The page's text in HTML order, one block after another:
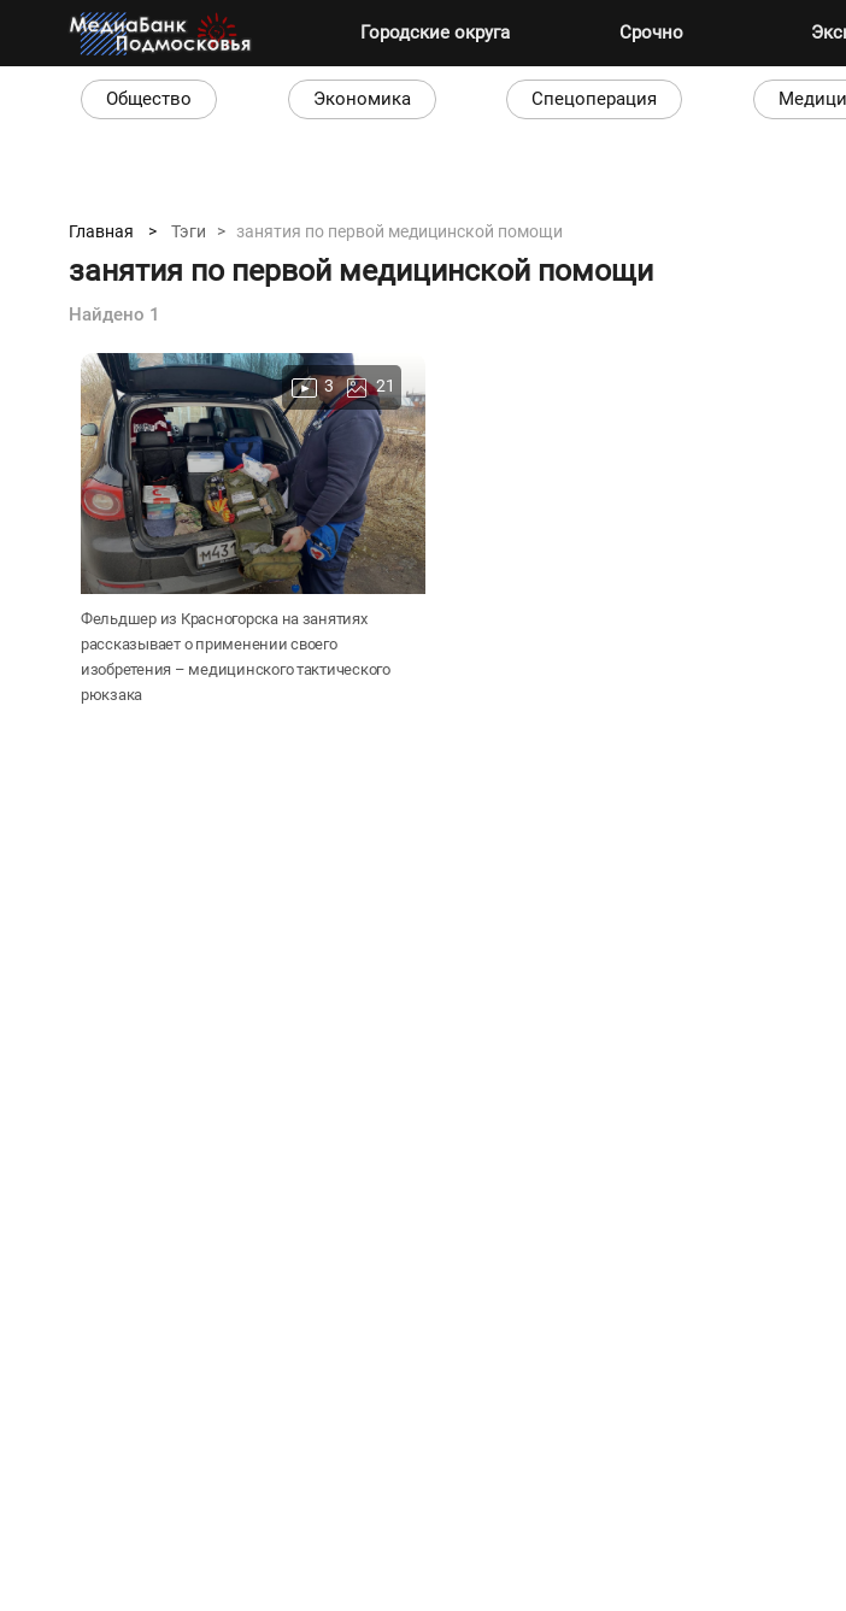
Городские округа Срочно
Общество Экономика Спецоперация
Главная > Тэги > занятия по первой медицинской помощи
занятия по первой медицинской помощи
Найдено 1
3 21
Фельдшер из Красногорска на занятиях
рассказывает о применении своего
изобретения – медицинского тактического
рюкзака